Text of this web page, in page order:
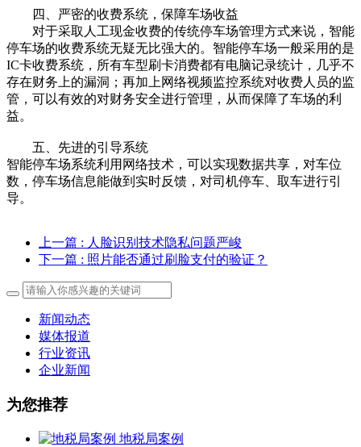
四、严密的收费系统，保障车场收益
对于采取人工现金收费的传统停车场管理方式来说，智能
停车场的收费系统无疑无比强大的。智能停车场一般采用的是
IC卡收费系统，所有车型刷卡消费都有电脑记录统计，几乎不
存在财务上的漏洞；再加上网络视频监控系统对收费人员的监
管，可以有效的对财务安全进行管理，从而保障了车场的利
益。
五、先进的引导系统
智能停车场系统利用网络技术，可以实现数据共享，对车位
数，停车场信息能做到实时反馈，对司机停车、取车进行引
导。
上一篇 : 人脸识别技术隐私问题严峻
下一篇 : 照片能否通过刷脸支付的验证？
新闻动态
媒体报道
行业资讯
企业新闻
为您推荐
地税局案例